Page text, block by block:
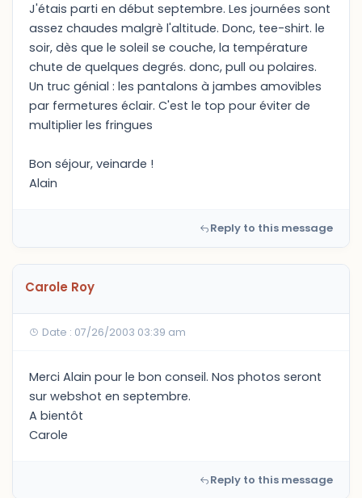
J'étais parti en début septembre. Les journées sont
assez chaudes malgrè l'altitude. Donc, tee-shirt. le
soir, dès que le soleil se couche, la température
chute de quelques degrés. donc, pull ou polaires.
Un truc génial : les pantalons à jambes amovibles
par fermetures éclair. C'est le top pour éviter de
multiplier les fringues
Bon séjour, veinarde !
Alain
Reply to this message
Carole Roy
Date : 07/26/2003 03:39 am
Merci Alain pour le bon conseil. Nos photos seront
sur webshot en septembre.
A bientôt
Carole
Reply to this message